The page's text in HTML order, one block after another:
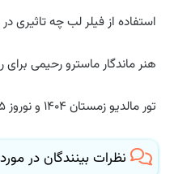
استفاده از فیلر لب چه تاثیری
هنر ماندگار ماسترو رحیمی برای
تور مالدیو زمستان ۱۴۰۴ و نوروز ۱۴۰۵
نظرات بینندگان در